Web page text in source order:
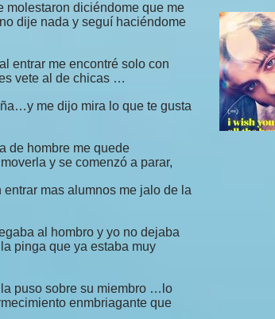
molestaron diciéndome que me
dije nada y seguí haciéndome
entrar me encontré solo con
vete al de chicas …
me dijo mira lo que te gusta
de hombre me quede
y se comenzó a parar,
mas alumnos me jalo de la
al hombro y yo no dejaba
pinga que ya estaba muy
puso sobre su miembro …lo
enmbriagante que